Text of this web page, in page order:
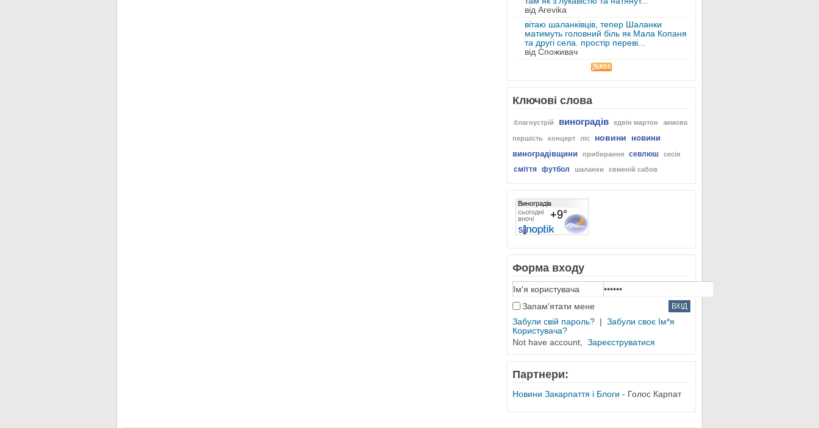
від Arevika
вітаю шаланківців, тепер Шаланки
матимуть головний біль як Мала Копаня
та другі села. простір переві...
від Споживач
Ключові слова
благоустрій виноградів едвін мартон зимова
першість концерт ліс новини
новини
виноградівщини
прибирання севлюш сесія
сміття футбол шаланки євменій сабов
Форма входу
Запам'ятати мене
Забули свій пароль? | Забули своє Ім*я
Користувача?
Not have account, Зареєструватися
Партнери:
Новини Закарпаття і Блоги - Голос Карпат